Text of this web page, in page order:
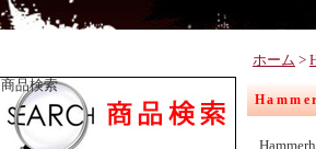
商品検索
ホーム >